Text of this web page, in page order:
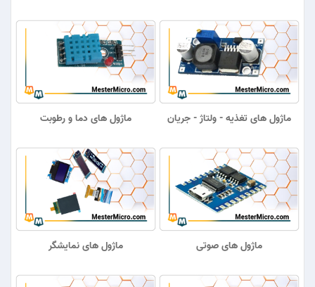
ماژول های تغذیه - ولتاژ - جریان ماژول های دما و رطوبت
ماژول های صوتی ماژول های نمایشگر